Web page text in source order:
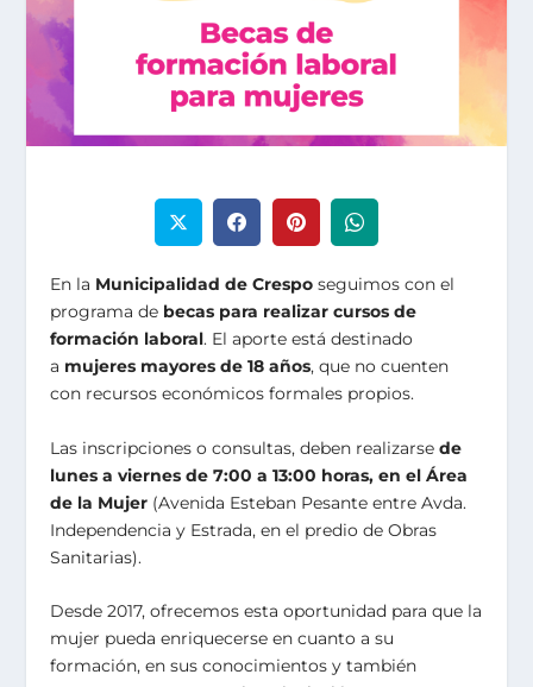
En la Municipalidad de Crespo seguimos con el
programa de becas para realizar cursos de
formación laboral. El aporte está destinado
a mujeres mayores de 18 años, que no cuenten
con recursos económicos formales propios.
Las inscripciones o consultas, deben realizarsede
lunes a viernes de 7:00 a 13:00 horas, en el Área
de la Mujer (Avenida Esteban Pesante entre Avda.
Independencia y Estrada, en el predio de Obras
Sanitarias).
Desde 2017, ofrecemos esta oportunidad para que la
mujer pueda enriquecerse en cuanto a su
formación, en sus conocimientos y también